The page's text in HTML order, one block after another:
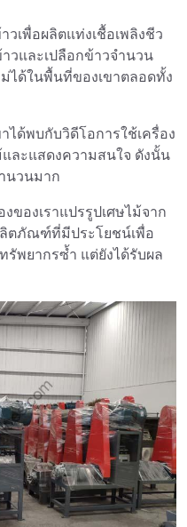
เพื่อผลิตแท่งเชื้อเพลิงชีว
วและเปลือกข้าวจำนวน
ได้ในพื้นที่ของเขาตลอดทั้ง
ได้พบกับวิดีโอการใช้เครื่อง
และแสดงความสนใจ ดังนั้น
นวนมาก
ของเราแปรรูปเศษไม้จาก
ลิตภัณฑ์ที่มีประโยชน์เพื่อ
รัพยากรซ้ำ แต่ยังได้รับผล